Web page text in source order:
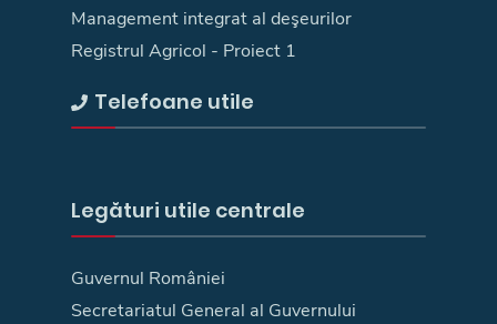
Management integrat al deşeurilor
Registrul Agricol - Proiect 1
Telefoane utile
Legături utile centrale
Guvernul României
Secretariatul General al Guvernului